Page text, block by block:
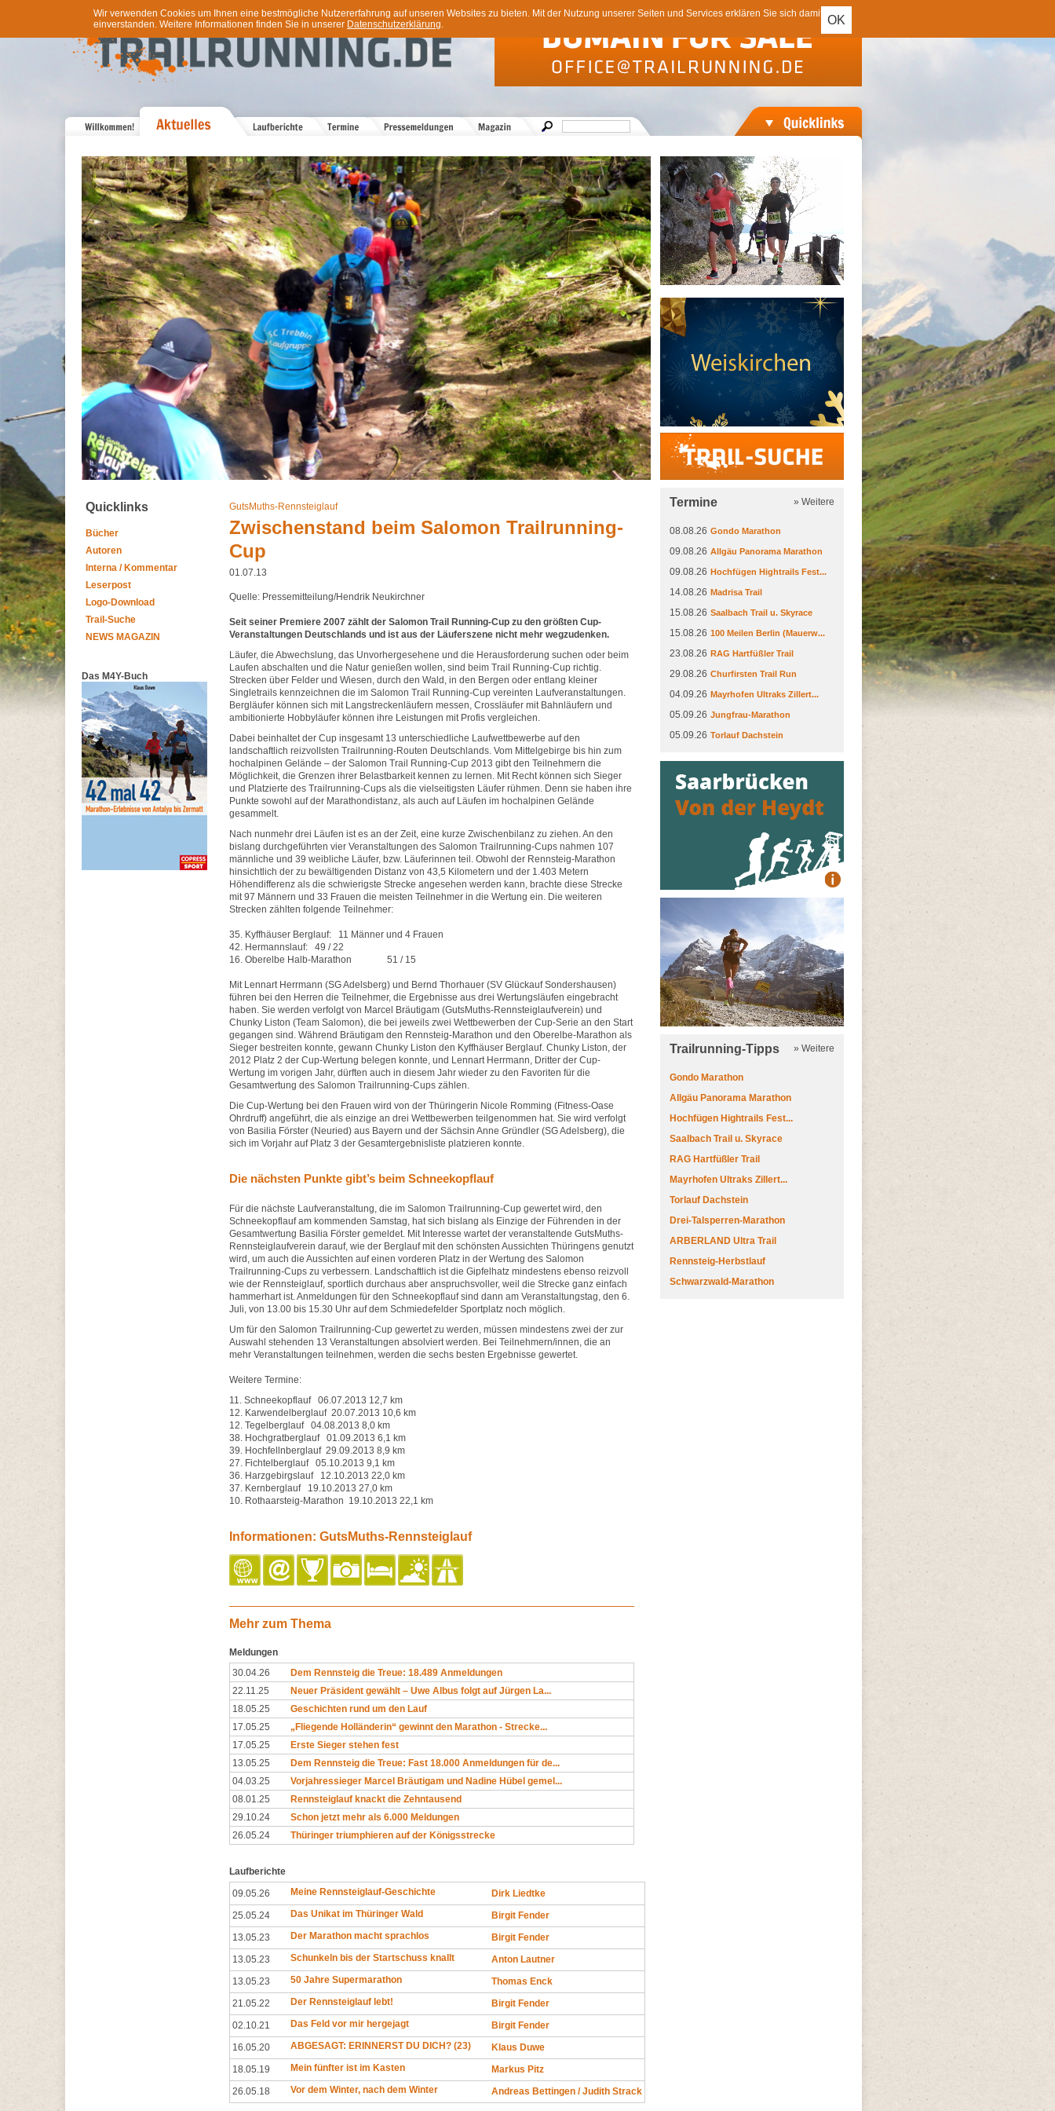
OK
Wir verwenden Cookies um Ihnen eine bestmögliche Nutzererfahrung auf unseren Websites zu bieten. Mit der Nutzung unserer Seiten und Services erklären Sie sich damit
einverstanden. Weitere Informationen finden Sie in unserer Datenschutzerklärung.
Trail-Suche
Quicklinks
Bücher
Autoren
Interna / Kommentar
Leserpost
Logo-Download
Trail-Suche
NEWS MAGAZIN
Das M4Y-Buch
GutsMuths-Rennsteiglauf
Zwischenstand beim Salomon Trailrunning-
Cup
01.07.13
Quelle: Pressemitteilung/Hendrik Neukirchner
Seit seiner Premiere 2007 zählt der Salomon Trail Running-Cup zu den größten Cup-
Veranstaltungen Deutschlands und ist aus der Läuferszene nicht mehr wegzudenken.
Läufer, die Abwechslung, das Unvorhergesehene und die Herausforderung suchen oder beim
Laufen abschalten und die Natur genießen wollen, sind beim Trail Running-Cup richtig.
Strecken über Felder und Wiesen, durch den Wald, in den Bergen oder entlang kleiner
Singletrails kennzeichnen die im Salomon Trail Running-Cup vereinten Laufveranstaltungen.
Bergläufer können sich mit Langstreckenläufern messen, Crossläufer mit Bahnläufern und
ambitionierte Hobbyläufer können ihre Leistungen mit Profis vergleichen.
Dabei beinhaltet der Cup insgesamt 13 unterschiedliche Laufwettbewerbe auf den
landschaftlich reizvollsten Trailrunning-Routen Deutschlands. Vom Mittelgebirge bis hin zum
hochalpinen Gelände – der Salomon Trail Running-Cup 2013 gibt den Teilnehmern die
Möglichkeit, die Grenzen ihrer Belastbarkeit kennen zu lernen. Mit Recht können sich Sieger
und Platzierte des Trailrunning-Cups als die vielseitigsten Läufer rühmen. Denn sie haben ihre
Punkte sowohl auf der Marathondistanz, als auch auf Läufen im hochalpinen Gelände
gesammelt.
Nach nunmehr drei Läufen ist es an der Zeit, eine kurze Zwischenbilanz zu ziehen. An den
bislang durchgeführten vier Veranstaltungen des Salomon Trailrunning-Cups nahmen 107
männliche und 39 weibliche Läufer, bzw. Läuferinnen teil. Obwohl der Rennsteig-Marathon
hinsichtlich der zu bewältigenden Distanz von 43,5 Kilometern und der 1.403 Metern
Höhendifferenz als die schwierigste Strecke angesehen werden kann, brachte diese Strecke
mit 97 Männern und 33 Frauen die meisten Teilnehmer in die Wertung ein. Die weiteren
Strecken zählten folgende Teilnehmer:
35. Kyffhäuser Berglauf: 11 Männer und 4 Frauen
42. Hermannslauf: 49 / 22
16. Oberelbe Halb-Marathon 51 / 15
Mit Lennart Herrmann (SG Adelsberg) und Bernd Thorhauer (SV Glückauf Sondershausen)
führen bei den Herren die Teilnehmer, die Ergebnisse aus drei Wertungsläufen eingebracht
haben. Sie werden verfolgt von Marcel Bräutigam (GutsMuths-Rennsteiglaufverein) und
Chunky Liston (Team Salomon), die bei jeweils zwei Wettbewerben der Cup-Serie an den Start
gegangen sind. Während Bräutigam den Rennsteig-Marathon und den Oberelbe-Marathon als
Sieger bestreiten konnte, gewann Chunky Liston den Kyffhäuser Berglauf. Chunky Liston, der
2012 Platz 2 der Cup-Wertung belegen konnte, und Lennart Herrmann, Dritter der Cup-
Wertung im vorigen Jahr, dürften auch in diesem Jahr wieder zu den Favoriten für die
Gesamtwertung des Salomon Trailrunning-Cups zählen.
Die Cup-Wertung bei den Frauen wird von der Thüringerin Nicole Romming (Fitness-Oase
Ohrdruff) angeführt, die als einzige an drei Wettbewerben teilgenommen hat. Sie wird verfolgt
von Basilia Förster (Neuried) aus Bayern und der Sächsin Anne Gründler (SG Adelsberg), die
sich im Vorjahr auf Platz 3 der Gesamtergebnisliste platzieren konnte.
Die nächsten Punkte gibt’s beim Schneekopflauf
Für die nächste Laufveranstaltung, die im Salomon Trailrunning-Cup gewertet wird, den
Schneekopflauf am kommenden Samstag, hat sich bislang als Einzige der Führenden in der
Gesamtwertung Basilia Förster gemeldet. Mit Interesse wartet der veranstaltende GutsMuths-
Rennsteiglaufverein darauf, wie der Berglauf mit den schönsten Aussichten Thüringens genutzt
wird, um auch die Aussichten auf einen vorderen Platz in der Wertung des Salomon
Trailrunning-Cups zu verbessern. Landschaftlich ist die Gipfelhatz mindestens ebenso reizvoll
wie der Rennsteiglauf, sportlich durchaus aber anspruchsvoller, weil die Strecke ganz einfach
hammerhart ist. Anmeldungen für den Schneekopflauf sind dann am Veranstaltungstag, den 6.
Juli, von 13.00 bis 15.30 Uhr auf dem Schmiedefelder Sportplatz noch möglich.
Um für den Salomon Trailrunning-Cup gewertet zu werden, müssen mindestens zwei der zur
Auswahl stehenden 13 Veranstaltungen absolviert werden. Bei Teilnehmern/innen, die an
mehr Veranstaltungen teilnehmen, werden die sechs besten Ergebnisse gewertet.
Weitere Termine:
11. Schneekopflauf 06.07.2013 12,7 km
12. Karwendelberglauf 20.07.2013 10,6 km
12. Tegelberglauf 04.08.2013 8,0 km
38. Hochgratberglauf 01.09.2013 6,1 km
39. Hochfellnberglauf 29.09.2013 8,9 km
27. Fichtelberglauf 05.10.2013 9,1 km
36. Harzgebirgslauf 12.10.2013 22,0 km
37. Kernberglauf 19.10.2013 27,0 km
10. Rothaarsteig-Marathon 19.10.2013 22,1 km
Informationen: GutsMuths-Rennsteiglauf
Mehr zum Thema
Meldungen
30.04.26
Dem Rennsteig die Treue: 18.489 Anmeldungen
22.11.25
Neuer Präsident gewählt – Uwe Albus folgt auf Jürgen La...
18.05.25
Geschichten rund um den Lauf
17.05.25
„Fliegende Holländerin“ gewinnt den Marathon - Strecke...
17.05.25
Erste Sieger stehen fest
13.05.25
Dem Rennsteig die Treue: Fast 18.000 Anmeldungen für de...
04.03.25
Vorjahressieger Marcel Bräutigam und Nadine Hübel gemel...
08.01.25
Rennsteiglauf knackt die Zehntausend
29.10.24
Schon jetzt mehr als 6.000 Meldungen
26.05.24
Thüringer triumphieren auf der Königsstrecke
Laufberichte
09.05.26
Meine Rennsteiglauf-Geschichte
Dirk Liedtke
25.05.24
Das Unikat im Thüringer Wald
Birgit Fender
13.05.23
Der Marathon macht sprachlos
Birgit Fender
13.05.23
Schunkeln bis der Startschuss knallt
Anton Lautner
13.05.23
50 Jahre Supermarathon
Thomas Enck
21.05.22
Der Rennsteiglauf lebt!
Birgit Fender
02.10.21
Das Feld vor mir hergejagt
Birgit Fender
16.05.20
ABGESAGT: ERINNERST DU DICH? (23)
Klaus Duwe
18.05.19
Mein fünfter ist im Kasten
Markus Pitz
26.05.18
Vor dem Winter, nach dem Winter Andreas Bettingen / Judith Strack
Termine » Weitere
08.08.26 Gondo Marathon
09.08.26 Allgäu Panorama Marathon
09.08.26 Hochfügen Hightrails Fest...
14.08.26 Madrisa Trail
15.08.26 Saalbach Trail u. Skyrace
15.08.26 100 Meilen Berlin (Mauerw...
23.08.26 RAG Hartfüßler Trail
29.08.26 Churfirsten Trail Run
04.09.26 Mayrhofen Ultraks Zillert...
05.09.26 Jungfrau-Marathon
05.09.26 Torlauf Dachstein
Trailrunning-Tipps » Weitere
Gondo Marathon
Allgäu Panorama Marathon
Hochfügen Hightrails Fest...
Saalbach Trail u. Skyrace
RAG Hartfüßler Trail
Mayrhofen Ultraks Zillert...
Torlauf Dachstein
Drei-Talsperren-Marathon
ARBERLAND Ultra Trail
Rennsteig-Herbstlauf
Schwarzwald-Marathon